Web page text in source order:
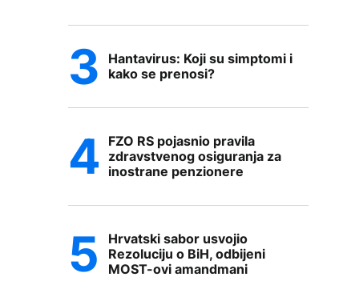
Hantavirus: Koji su simptomi i
kako se prenosi?
FZO RS pojasnio pravila
zdravstvenog osiguranja za
inostrane penzionere
Hrvatski sabor usvojio
Rezoluciju o BiH, odbijeni
MOST-ovi amandmani